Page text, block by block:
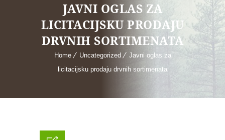
JAVNI OGLAS ZA
LICITACIJSKU PRODAJU
DRVNIH SORTIMENATA
Home Uncategorized
Javni oglas za
licitacijsku prodaju drvnih sortimenata